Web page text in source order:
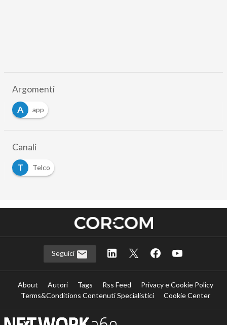
Argomenti
A
app
Canali
T
Telco
Seguici
About Autori Tags Rss Feed
Privacy e Cookie Policy
Terms&Conditions Contenuti Specialistici
Cookie Center